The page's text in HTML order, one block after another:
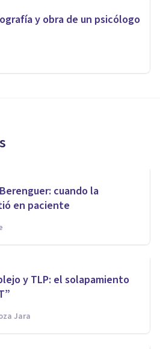
y obra de un psicólogo
cuando la
en paciente
y TLP: el solapamiento
Jara